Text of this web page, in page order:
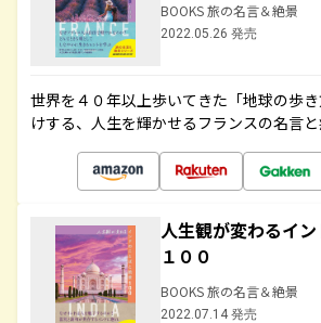
BOOKS 旅の名言＆絶景
2022.05.26 発売
世界を４０年以上歩いてきた「地球の歩
けする、人生を輝かせるフランスの名言
人生観が変わるイ
１００
BOOKS 旅の名言＆絶景
2022.07.14 発売